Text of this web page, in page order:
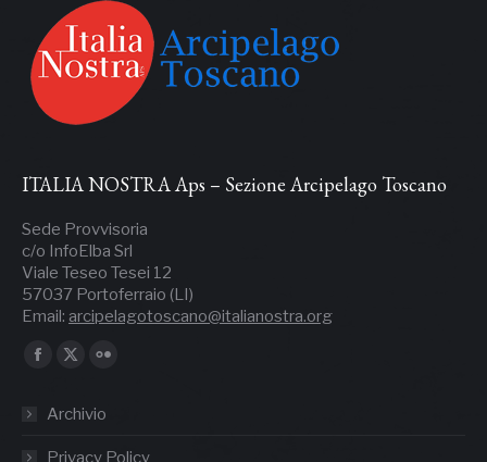
ITALIA NOSTRA Aps – Sezione Arcipelago Toscano
Sede Provvisoria
c/o InfoElba Srl
Viale Teseo Tesei 12
57037 Portoferraio (LI)
Email: arcipelagotoscano@italianostra.org
Ci puoi trovare su:
Facebook
opens
in
X
opens
in
opens
in
Archivio
Privacy Policy